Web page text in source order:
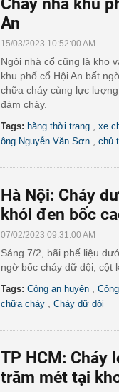
Cháy nhà khu
An
15/03/2023 10:52:00 AM
Ngôi nhà cổ cũng là kho
khu phố cổ Hội An bất
chữa cháy cùng lực
đám cháy.
Tags: hãng thời trang xe
ông Nguyễn Văn Sơn chủ
Hà Nội: Cháy
khói đen bốc
07/02/2023 09:31:00 AM
Sáng 7/2, bãi phế liệu
ngờ bốc cháy dữ dội, cột
Tags: Công an huyện
chữa cháy
Cháy dữ dội
TP HCM: Cháy
trăm mét tại